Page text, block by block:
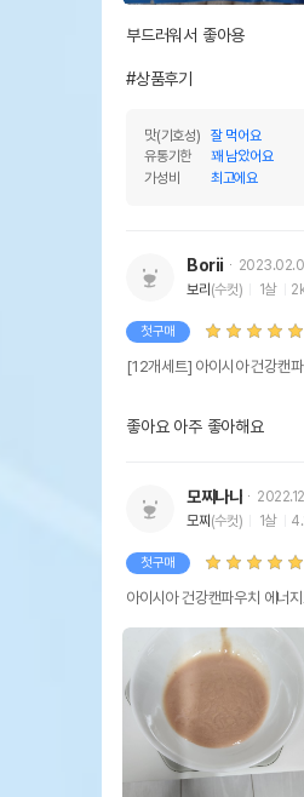
상품 필수 정보
법에 의한 인증,허가 등
받았음을 확인할수 있는
그에 대한 사항
제조국 또는 원산지
제조자,수입품의 경우
수입자를 함께 표기
부드러워서 좋아용
#상품후기
맛(기호성)
잘 먹어요
유통기한
꽤 남았어요
가성비
최고에요
Borii
보리(수컷) 1살
첫구매
[12개세트] 아이시아 건강캔
좋아요 아주 좋아해요
모찌나나
모찌(수컷) 1살
첫구매
아이시아 건강캔파우치 에너